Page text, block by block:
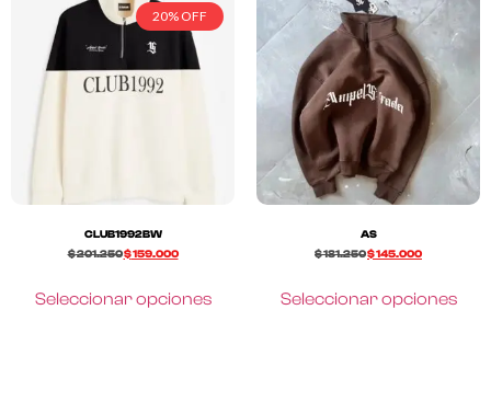
20% OFF
CLUB1992BW
$201.250$159.000
Seleccionar opciones
AS
$181.250$145.000
Seleccionar opciones